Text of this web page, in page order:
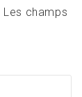
Les champs